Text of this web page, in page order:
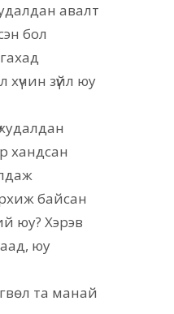
авалт
бол
хүчин зүйл юу
хандсан
байсан
юу? Хэрэв
юу
та манай